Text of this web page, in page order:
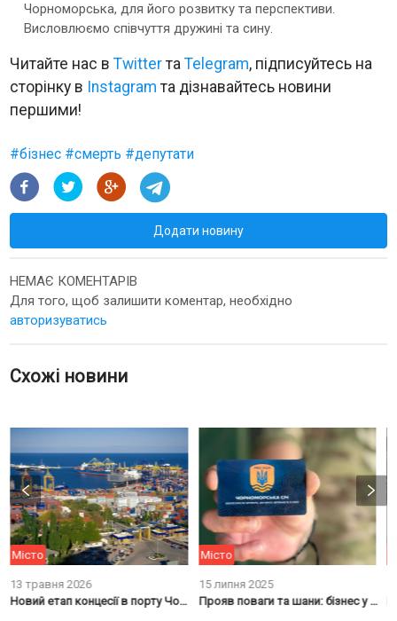
Чорноморська, для його розвитку та перспективи.
Висловлюємо співчуття дружині та сину.
Читайте нас вTwitter таTelegram, підписуйтесь на
сторінку в Instagram та дізнавайтесь новини
першими!
#бізнес #смерть #депутати
Додати новину
НЕМАЄ КОМЕНТАРІВ
Для того, щоб залишити коментар, необхідно
авторизуватись
Схожі новини
Місто
13 травня 2026
Новий етап концесії в порту Чорноморськ
Місто
15 липня 2025
Прояв поваги та шани: бізнес у Чорноморську запрошують до проєкту “Картка ветерана”